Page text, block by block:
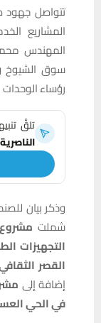
تتواصل جهود
المشاريع
المهندس
سوق الشيوخ
رؤساء الوحدات
تلقَّ
الناصرية
وذكر بيان
شملت
التجهيزات
القصر
إضافة إلى
في الحي